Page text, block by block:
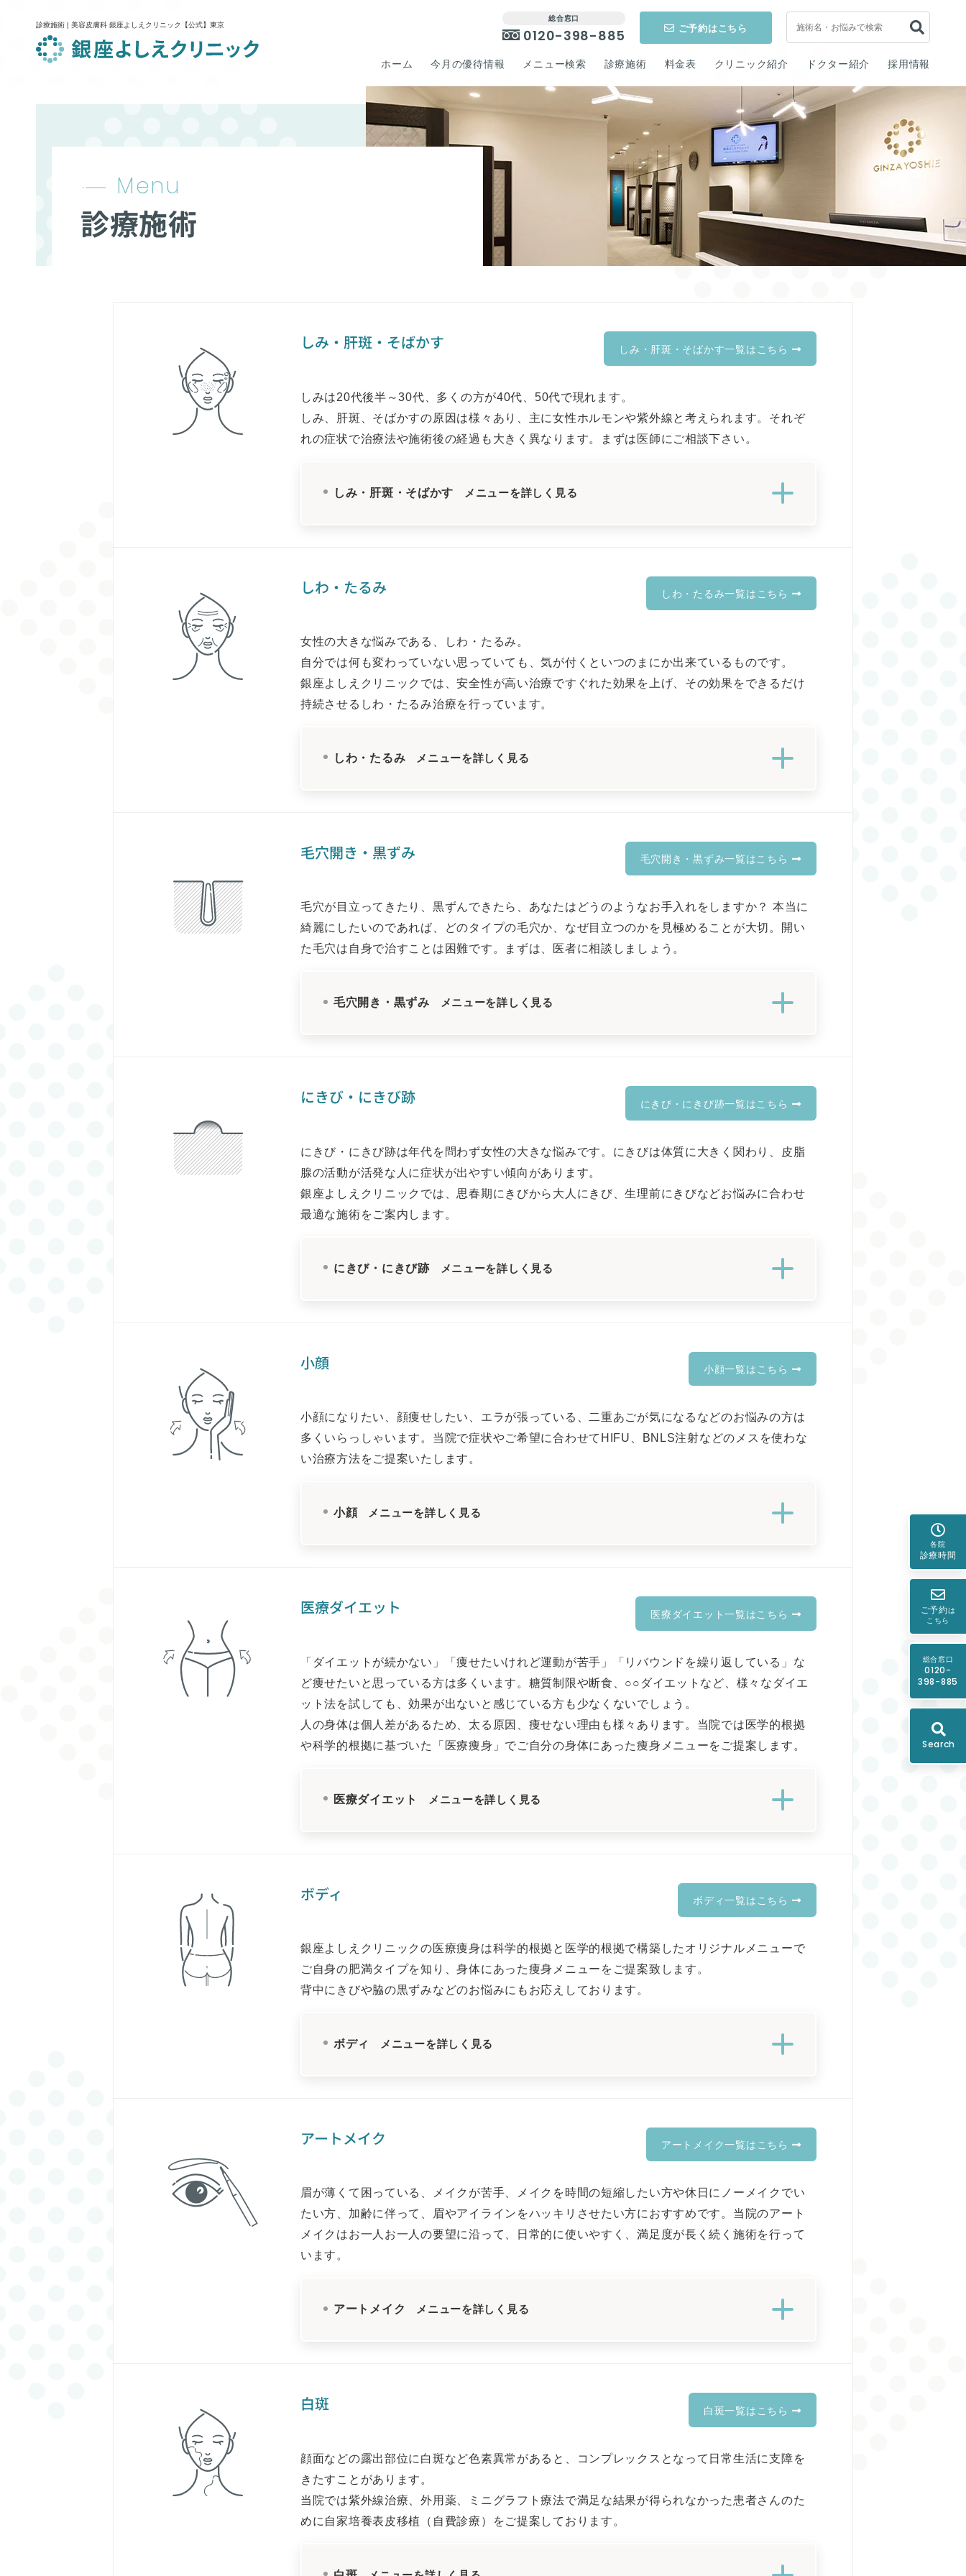
診療施術 | 美容皮膚科 銀座よしえクリニック【公式】東京
総合窓口
0120-398-885 ご予約はこちら
ホーム 今月の優待情報 メニュー検索 診療施術 料金表 クリニック紹介 ドクター紹介 採用情報
Menu
診療施術
しみ・肝斑・そばかす しみ・肝斑・そばかす一覧はこちら
しみは20代後半～30代、多くの方が40代、50代で現れます。
しみ、肝斑、そばかすの原因は様々あり、主に女性ホルモンや紫外線と考えられます。それぞ
れの症状で治療法や施術後の経過も大きく異なります。まずは医師にご相談下さい。
しみ・肝斑・そばかす メニューを詳しく見る
しわ・たるみ しわ・たるみ一覧はこちら
女性の大きな悩みである、しわ・たるみ。
自分では何も変わっていない思っていても、気が付くといつのまにか出来ているものです。
銀座よしえクリニックでは、安全性が高い治療ですぐれた効果を上げ、その効果をできるだけ
持続させるしわ・たるみ治療を行っています。
しわ・たるみ メニューを詳しく見る
毛穴開き・黒ずみ 毛穴開き・黒ずみ一覧はこちら
毛穴が目立ってきたり、黒ずんできたら、あなたはどうのようなお手入れをしますか？ 本当に
綺麗にしたいのであれば、どのタイプの毛穴か、なぜ目立つのかを見極めることが大切。開い
た毛穴は自身で治すことは困難です。まずは、医者に相談しましょう。
毛穴開き・黒ずみ メニューを詳しく見る
にきび・にきび跡 にきび・にきび跡一覧はこちら
にきび・にきび跡は年代を問わず女性の大きな悩みです。にきびは体質に大きく関わり、皮脂
腺の活動が活発な人に症状が出やすい傾向があります。
銀座よしえクリニックでは、思春期にきびから大人にきび、生理前にきびなどお悩みに合わせ
最適な施術をご案内します。
にきび・にきび跡 メニューを詳しく見る
小顔 小顔一覧はこちら
小顔になりたい、顔痩せしたい、エラが張っている、二重あごが気になるなどのお悩みの方は
多くいらっしゃいます。当院で症状やご希望に合わせてHIFU、BNLS注射などのメスを使わな
い治療方法をご提案いたします。
小顔 メニューを詳しく見る
医療ダイエット 医療ダイエット一覧はこちら
「ダイエットが続かない」「痩せたいけれど運動が苦手」「リバウンドを繰り返している」な
ど痩せたいと思っている方は多くいます。糖質制限や断食、○○ダイエットなど、様々なダイエ
ット法を試しても、効果が出ないと感じている方も少なくないでしょう。
人の身体は個人差があるため、太る原因、痩せない理由も様々あります。当院では医学的根拠
や科学的根拠に基づいた「医療痩身」でご自分の身体にあった痩身メニューをご提案します。
医療ダイエット メニューを詳しく見る
ボディ ボディ一覧はこちら
銀座よしえクリニックの医療痩身は科学的根拠と医学的根拠で構築したオリジナルメニューで
ご自身の肥満タイプを知り、身体にあった痩身メニューをご提案致します。
背中にきびや脇の黒ずみなどのお悩みにもお応えしております。
ボディ メニューを詳しく見る
アートメイク アートメイク一覧はこちら
眉が薄くて困っている、メイクが苦手、メイクを時間の短縮したい方や休日にノーメイクでい
たい方、加齢に伴って、眉やアイラインをハッキリさせたい方におすすめです。当院のアート
メイクはお一人お一人の要望に沿って、日常的に使いやすく、満足度が長く続く施術を行って
います。
アートメイク メニューを詳しく見る
白斑 白斑一覧はこちら
顔面などの露出部位に白斑など色素異常があると、コンプレックスとなって日常生活に支障を
きたすことがあります。
当院では紫外線治療、外用薬、ミニグラフト療法で満足な結果が得られなかった患者さんのた
めに自家培養表皮移植（自費診療）をご提案しております。
各院
診療時間
ご予約は
こちら
総合窓口
0120-
398-885
Search